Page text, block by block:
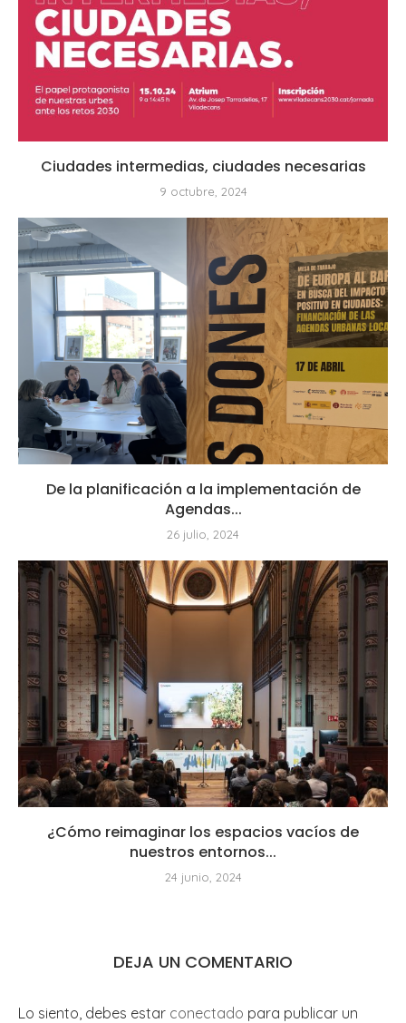
Ciudades intermedias, ciudades necesarias
9 octubre, 2024
De la planificación a la implementación de
Agendas...
26 julio, 2024
¿Cómo reimaginar los espacios vacíos de
nuestros entornos...
24 junio, 2024
DEJA UN COMENTARIO
Lo siento, debes estar conectado para publicar un